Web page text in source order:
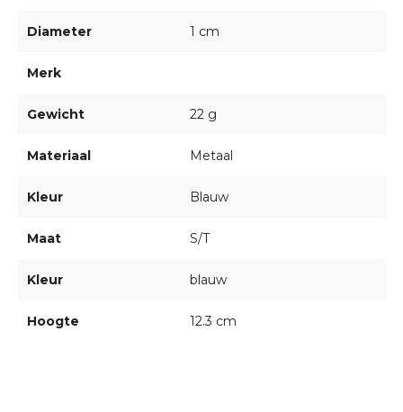
Diameter 1 cm
Merk
Gewicht 22 g
Materiaal Metaal
Kleur Blauw
Maat S/T
Kleur blauw
Hoogte 12.3 cm